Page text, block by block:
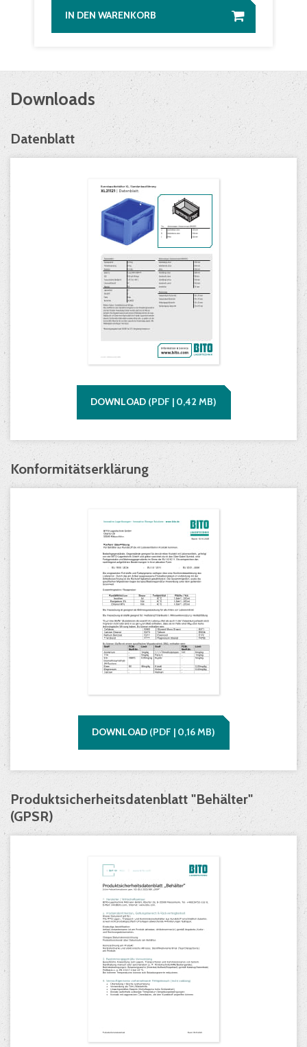
IN DEN WARENKORB
Downloads
Datenblatt
DOWNLOAD (PDF | 0,42 MB)
Konformitätserklärung
DOWNLOAD (PDF | 0,16MB)
Produktsicherheitsdatenblatt "Behälter"
(GPSR)